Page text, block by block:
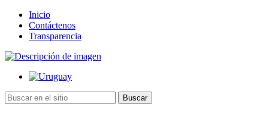
Inicio
Contáctenos
Transparencia